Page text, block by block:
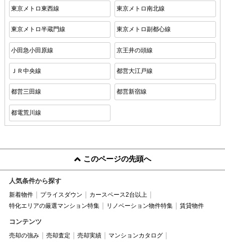
東京メトロ東西線 東京メトロ南北線
東京メトロ半蔵門線 東京メトロ副都心線
小田急小田原線 京王井の頭線
ＪＲ中央線 都営大江戸線
都営三田線 都営新宿線
都電荒川線
このページの先頭へ
人気条件から探す
新着物件 プライスダウン
カースペース2台以上
特化エリアの厳選マンション特集
リノベーション物件特集 賃貸物件
コンテンツ
売却の強み 売却査定 売却実績
マンションカタログ